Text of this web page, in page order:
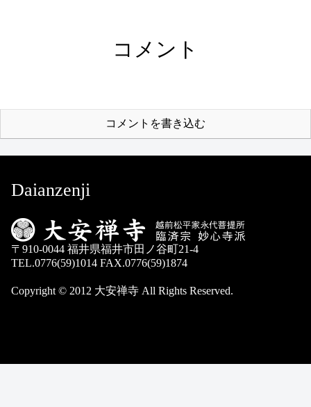
コメント
コメントを書き込む
Daianzenji
〒910-0044 福井県福井市田ノ谷町21-4
TEL.0776(59)1014 FAX.0776(59)1874
Copyright © 2012 大安禅寺 All Rights Reserved.